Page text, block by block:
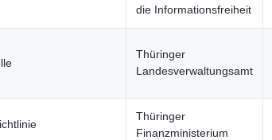
die Informationsfreiheit
Thüringer
Landesverwaltungsamt
Thüringer
Finanzministerium